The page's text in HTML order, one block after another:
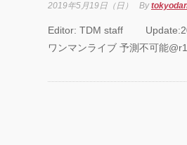
2019年5月19日（日） By
Editor: TDM staff
ワンマンライブ 予測不可能